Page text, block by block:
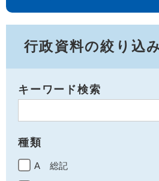
行政資料の絞り込
キーワード検索
種類
A 総記